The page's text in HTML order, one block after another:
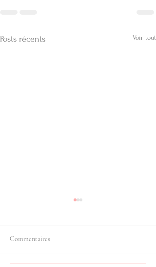
Posts récents Voir tout
Commentaires